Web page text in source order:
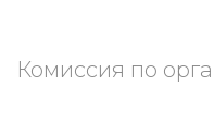
Комиссия по